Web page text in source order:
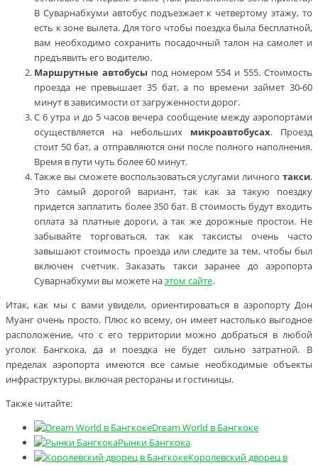
В Суварнабхуми автобус подъезжает к четвертому этажу, то
есть к зоне вылета. Для того чтобы поездка была бесплатной,
вам необходимо сохранить посадочный талон на самолет и
предъявить его водителю.
Маршрутные автобусы под номером 554 и 555. Стоимость
проезда не превышает 35 бат, а по времени займет 30-60
минут в зависимости от загруженности дорог.
С 6 утра и до 5 часов вечера сообщение между аэропортами
осуществляется на небольших микроавтобусах. Проезд
стоит 50 бат, а отправляются они после полного наполнения.
Время в пути чуть более 60 минут.
Также вы сможете воспользоваться услугами личного такси.
Это самый дорогой вариант, так как за такую поездку
придется заплатить более 350 бат. В стоимость будут входить
оплата за платные дороги, а так же дорожные простои. Не
забывайте торговаться, так как таксисты очень часто
завышают стоимость проезда или следите за тем, чтобы был
включен счетчик. Заказать такси заранее до аэропорта
Суварнабхуми вы можете наэтом сайте.
Итак, как мы с вами увидели, ориентироваться в аэропорту Дон
Муанг очень просто. Плюс ко всему, он имеет настолько выгодное
расположение, что с его территории можно добраться в любой
уголок Бангкока, да и поездка не будет сильно затратной. В
пределах аэропорта имеются все самые необходимые объекты
инфраструктуры, включая рестораны и гостиницы.
Также читайте:
Dream World в Бангкоке
Рынки Бангкока
Королевский дворец в